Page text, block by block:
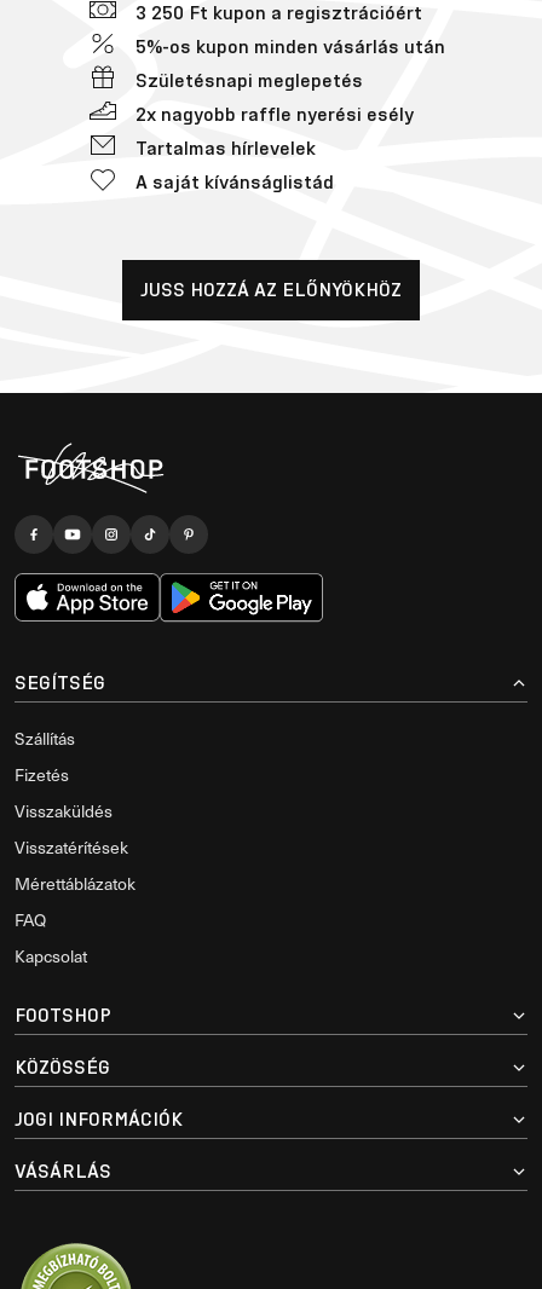
3 250 Ft kupon a regisztrációért
5%-os kupon minden vásárlás után
Születésnapi meglepetés
2x nagyobb raffle nyerési esély
Tartalmas hírlevelek
A saját kívánságlistád
JUSS HOZZÁ AZ ELŐNYÖKHÖZ
SEGÍTSÉG
Szállítás
Fizetés
Visszaküldés
Visszatérítések
Mérettáblázatok
FAQ
Kapcsolat
FOOTSHOP
KÖZÖSSÉG
JOGI INFORMÁCIÓK
VÁSÁRLÁS